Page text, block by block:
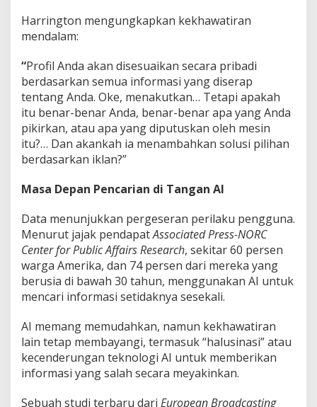
Harrington mengungkapkan kekhawatiran
mendalam:
“Profil Anda akan disesuaikan secara pribadi
berdasarkan semua informasi yang diserap
tentang Anda. Oke, menakutkan… Tetapi apakah
itu benar-benar Anda, benar-benar apa yang Anda
pikirkan, atau apa yang diputuskan oleh mesin
itu?… Dan akankah ia menambahkan solusi pilihan
berdasarkan iklan?”
Masa Depan Pencarian di Tangan AI
Data menunjukkan pergeseran perilaku pengguna.
Menurut jajak pendapatAssociated Press-NORC
Center for Public Affairs Research, sekitar 60 persen
warga Amerika, dan 74 persen dari mereka yang
berusia di bawah 30 tahun, menggunakan AI untuk
mencari informasi setidaknya sesekali.
AI memang memudahkan, namun kekhawatiran
lain tetap membayangi, termasuk “halusinasi” atau
kecenderungan teknologi AI untuk memberikan
informasi yang salah secara meyakinkan.
Sebuah studi terbaru dari European Broadcasting